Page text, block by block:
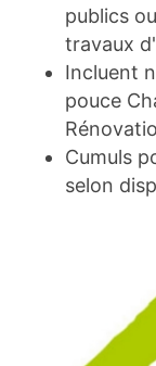
publics
travaux
Incluent
pouce
Cumuls
selon